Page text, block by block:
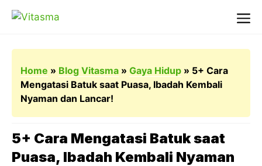
Home » Blog Vitasma » Gaya Hidup » 5+ Cara
Mengatasi Batuk saat Puasa, Ibadah Kembali
Nyaman dan Lancar!
5+ Cara Mengatasi Batuk saat
Puasa, Ibadah Kembali Nyaman